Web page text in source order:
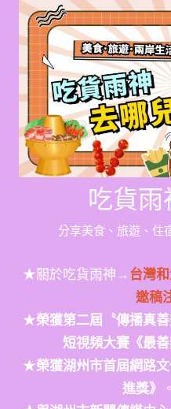
Skip
content
吃貨
分享美食、旅遊、住
★關於吃貨雨神→台灣
邀稿
★榮獲第二屆〝傳播真
短視頻大賽《最
★榮獲湖州市首屆網路
進獎》
。